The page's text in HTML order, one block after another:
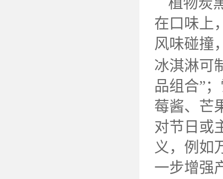
在口味上
风味碰撞
冰淇淋可
品组合”
莓酱、芒
对节日或
义，例如
一步增强